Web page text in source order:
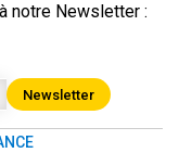
notre Newsletter :
Newsletter